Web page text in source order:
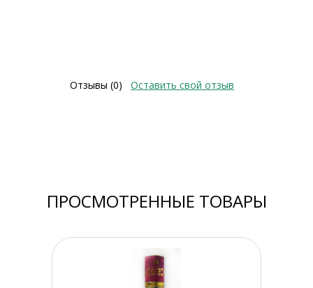
Отзывы (0) Оставить свой отзыв
ПРОСМОТРЕННЫЕ ТОВАРЫ